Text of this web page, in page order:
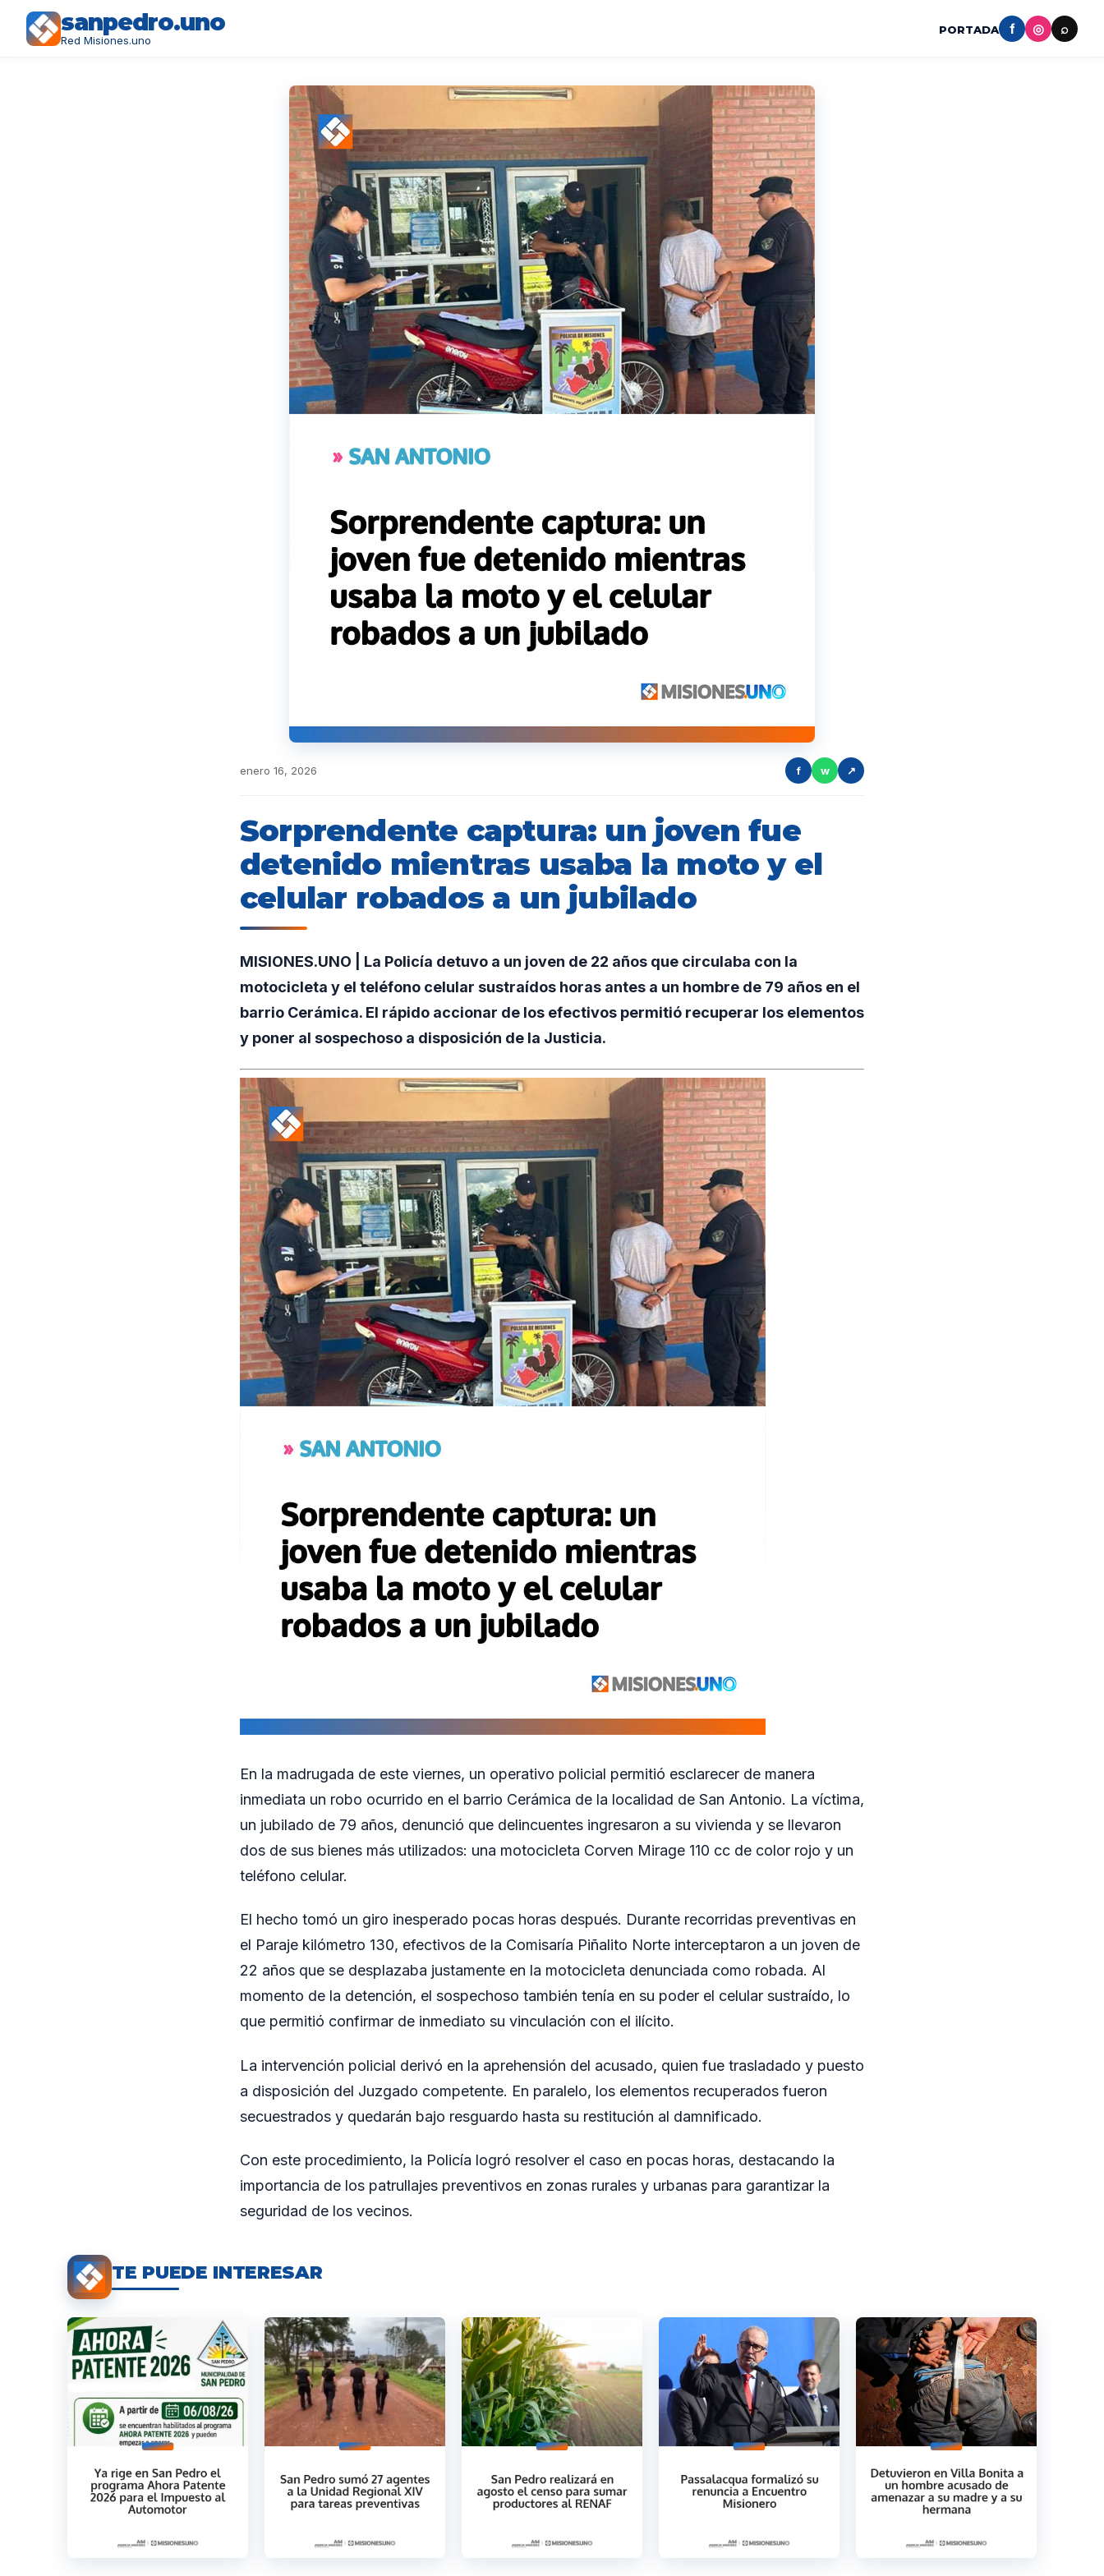
sanpedro.uno
Red Misiones.uno
PORTADA f ◎ ⌕
enero 16, 2026 f w ↗
Sorprendente captura: un joven fue
detenido mientras usaba la moto y el
celular robados a un jubilado
MISIONES.UNO | La Policía detuvo a un joven de 22 años que circulaba con la
motocicleta y el teléfono celular sustraídos horas antes a un hombre de 79 años en el
barrio Cerámica. El rápido accionar de los efectivos permitió recuperar los elementos
y poner al sospechoso a disposición de la Justicia.
En la madrugada de este viernes, un operativo policial permitió esclarecer de manera
inmediata un robo ocurrido en el barrio Cerámica de la localidad de San Antonio. La víctima,
un jubilado de 79 años, denunció que delincuentes ingresaron a su vivienda y se llevaron
dos de sus bienes más utilizados: una motocicleta Corven Mirage 110 cc de color rojo y un
teléfono celular.
El hecho tomó un giro inesperado pocas horas después. Durante recorridas preventivas en
el Paraje kilómetro 130, efectivos de la Comisaría Piñalito Norte interceptaron a un joven de
22 años que se desplazaba justamente en la motocicleta denunciada como robada. Al
momento de la detención, el sospechoso también tenía en su poder el celular sustraído, lo
que permitió confirmar de inmediato su vinculación con el ilícito.
La intervención policial derivó en la aprehensión del acusado, quien fue trasladado y puesto
a disposición del Juzgado competente. En paralelo, los elementos recuperados fueron
secuestrados y quedarán bajo resguardo hasta su restitución al damnificado.
Con este procedimiento, la Policía logró resolver el caso en pocas horas, destacando la
importancia de los patrullajes preventivos en zonas rurales y urbanas para garantizar la
seguridad de los vecinos.
TE PUEDE INTERESAR